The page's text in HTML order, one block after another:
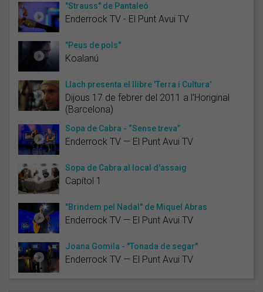
"Strauss" de Pantaleó
Enderrock TV - El Punt Avui TV
"Peus de pols"
Koalanú
Llach presenta el llibre 'Terra i Cultura'
Dijous 17 de febrer del 2011 a l'Horiginal
(Barcelona)
Sopa de Cabra - “Sense treva”
Enderrock TV — El Punt Avui TV
Sopa de Cabra al local d'assaig
Capítol 1
"Brindem pel Nadal" de Miquel Abras
Enderrock TV — El Punt Avui TV
Joana Gomila - "Tonada de segar"
Enderrock TV — El Punt Avui TV